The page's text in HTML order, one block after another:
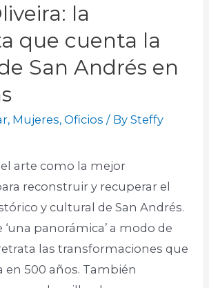
la
que cuenta la
San Andrés en
, Mujeres,Oficios / BySteffy
arte como la mejor
reconstruir y recuperar el
y cultural de San Andrés.
‘una panorámica’ a modo de
las transformaciones que
en 500 años. También